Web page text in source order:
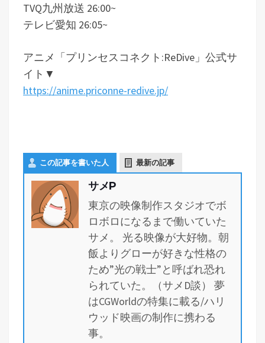
TVQ九州放送 26:00~
テレビ愛知 26:05~
アニメ「プリンセスコネクト:ReDive」公式サ
イト▼
https://anime.priconne-redive.jp/
この記事を書いた人 最新の記事
サメP
東京の映像制作スタジオでボ
ロボロになるまで働いていた
サメ。 光る映像が大好物。朝
飯よりグローが好きな性格の
ため”光の戦士”と呼ばれ恐れ
られていた。（サメD談） 夢
はCGWorldの特集に載る/ハリ
ウッド映画の制作に携わる
事。